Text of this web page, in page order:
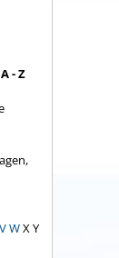
- Z
VWX Y